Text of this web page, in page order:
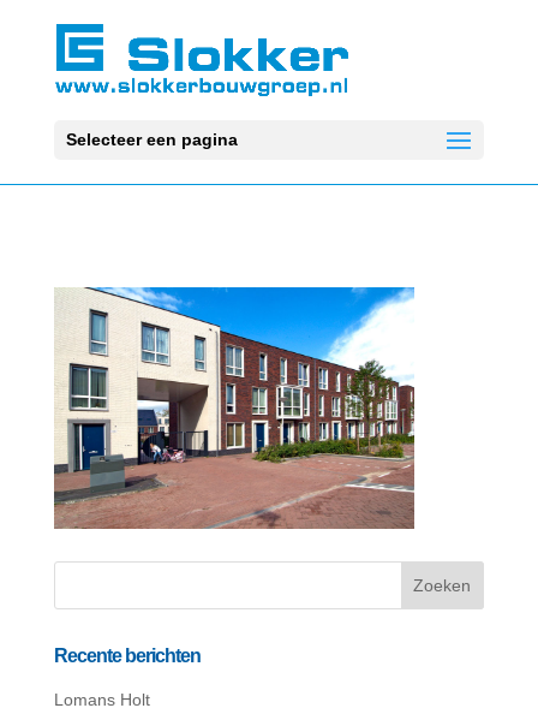
Selecteer een pagina
Recente berichten
Lomans Holt